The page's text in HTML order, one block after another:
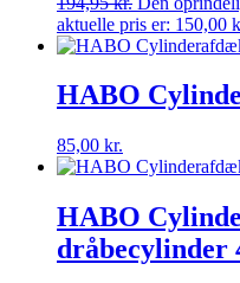
aktuelle pris er: 150,00
HABO
85,00 kr.
HABO
dråbecylinder